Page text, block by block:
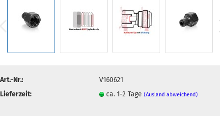
Art.-Nr.:
V160621
Lieferzeit:
ca. 1-2 Tage (Ausland abweichend)